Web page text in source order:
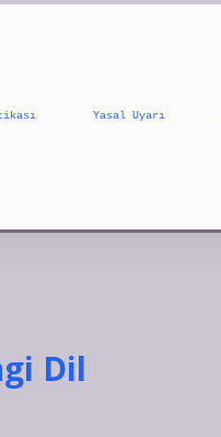
Yasal Uyarı
Dil